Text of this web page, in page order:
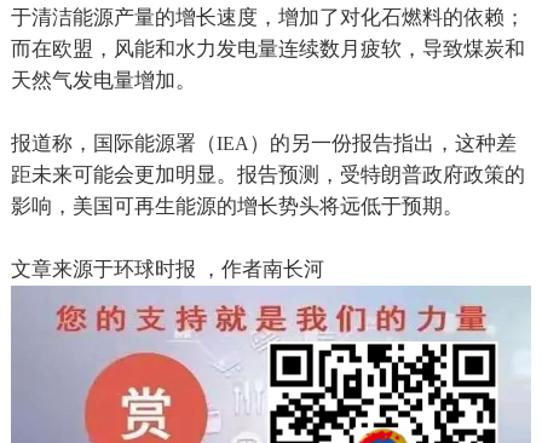
于清洁能源产量的增长速度，增加了对化石燃料的依赖；
而在欧盟，风能和水力发电量连续数月疲软，导致煤炭和
天然气发电量增加。
报道称，国际能源署（IEA）的另一份报告指出，这种差
距未来可能会更加明显。报告预测，受特朗普政府政策的
影响，美国可再生能源的增长势头将远低于预期。
文章来源于环球时报 ，作者南长河